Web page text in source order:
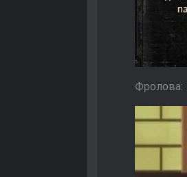
Фролова: